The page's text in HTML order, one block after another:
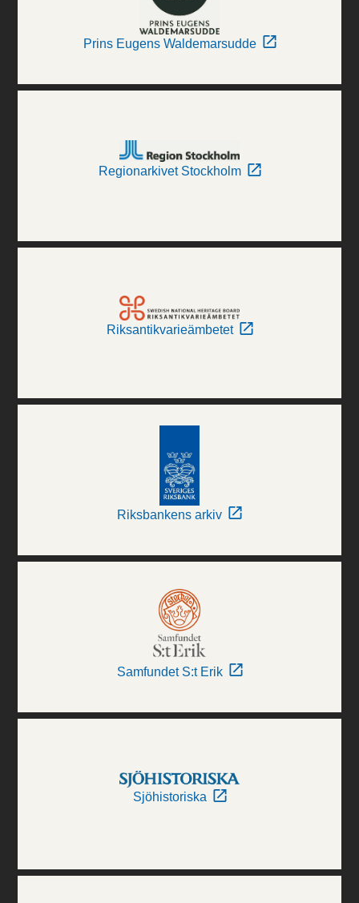
Prins Eugens Waldemarsudde
Regionarkivet Stockholm
Riksantikvarieämbetet
Riksbankens arkiv
Samfundet S:t Erik
Sjöhistoriska